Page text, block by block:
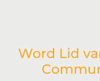
Word Lid